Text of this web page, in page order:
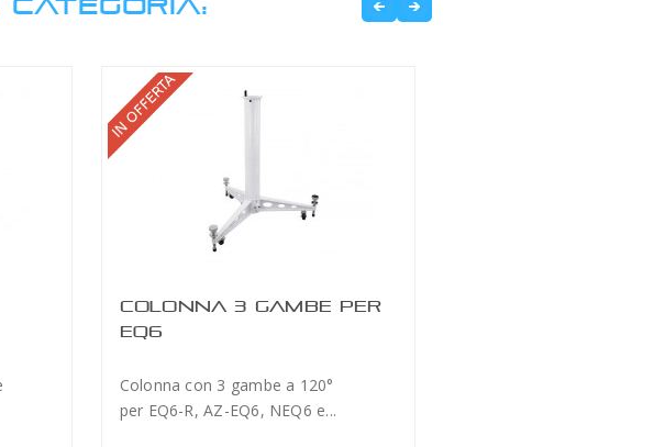
COLONNA 3 GAMBE PER
EQ6
Colonna con 3 gambe a 120°
per EQ6-R, AZ-EQ6, NEQ6 e...